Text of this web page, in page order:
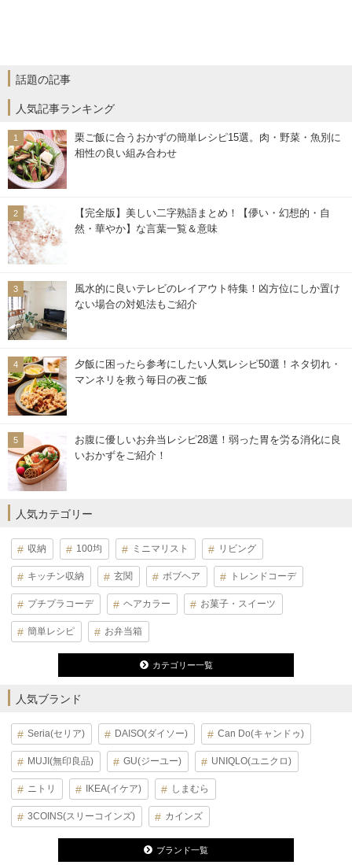
話題の記事
人気記事ランキング
栗ご飯に合うおかずの簡単レシピ15選。肉・野菜・魚別に
相性の良い組み合わせ
【完全版】美しい二字熟語まとめ！【儚い・幻想的・自
然・華やか】な言葉一覧＆意味
風水的に良いテレビのレイアウト特集！凶方位にしか置け
ない場合の対処法もご紹介
夕飯に困ったら参考にしたい人気レシピ50選！ネタ切れ・
マンネリを救う毎日の夜ご飯
お腹に優しいお弁当レシピ28選！弱った胃を労る消化に良
いおかずをご紹介！
人気カテゴリー
収納 100均 ミニマリスト リビング
キッチン収納 玄関 ボブヘア トレンドコーデ
プチプラコーデ ヘアカラー お菓子・スイーツ
簡単レシピ お弁当箱
カテゴリー一覧
人気ブランド
Seria(セリア) DAISO(ダイソー) Can Do(キャンドゥ)
MUJI(無印良品) GU(ジーユー) UNIQLO(ユニクロ)
ニトリ IKEA(イケア) しまむら
3COINS(スリーコインズ) カインズ
ブランド一覧